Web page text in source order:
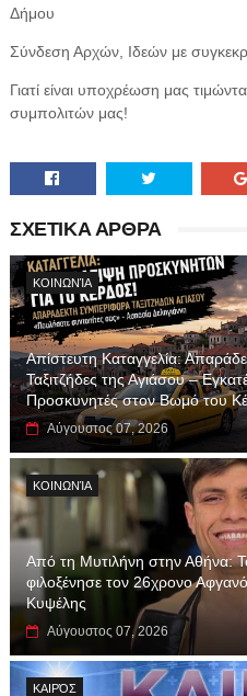
Δήμου
Σύνδεση Αρχών, Ιδεών με
Γιατί είναι υποχρέωση μας
συμπολιτών μας!
ΣΧΕΤΙΚΑ ΑΡΘΡΑ
ΚΟΙΝΩΝΊΑ
Απίστευτη Καταγγελία:
Ταξιτζήδες της Αγιάσου –
Προσκυνητές στον Βωμό του
Αύγουστος 07, 2026
ΚΟΙΝΩΝΊΑ
Από τη Μυτιλήνη στην Αθήνα:
φιλοξένησε τον 26χρονο
Κυψέλης
Αύγουστος 07, 2026
ΚΑΙΡΌΣ